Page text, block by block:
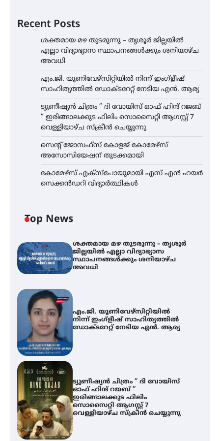
Recent Posts
ശക്തമായ മഴ തുടരുന്നു – തൃശൂർ ജില്ലയിൽ
എല്ലാ വിദ്യാഭ്യാസ സ്ഥാപനങ്ങൾക്കും ശനിയാഴ്ച
അവധി
എം.ജി. യൂണിവേഴ്‌സിറ്റിയിൽ നിന്ന് ഇംഗ്ളീഷ്
സാഹിത്യത്തിൽ ഡോക്ടറേറ്റ് നേടിയ എൻ. ആര്യ
ട്യുണീഷ്യൻ ചിത്രം ” ദി വോയിസ് ഓഫ് ഹിന്ദ് റജബ്
” ഇരിങ്ങാലക്കുട ഫിലിം സൊസൈറ്റി ആഗസ്റ്റ് 7
വെള്ളിയാഴ്ച സ്‌ക്രീൻ ചെയ്യുന്നു
സെന്റ് ജോസഫ്സ് കോളജ് കോമേഴ്‌സ്
അസോസിയേഷന് തുടക്കമായി
കോമേഴ്സ് എക്സ്പോയുമായി എസ് എൻ ഹയർ
സെക്കൻഡറി വിദ്യാർത്ഥികൾ
Top News
ശക്തമായ മഴ തുടരുന്നു – തൃശൂർ
ജില്ലയിൽ എല്ലാ വിദ്യാഭ്യാസ
സ്ഥാപനങ്ങൾക്കും ശനിയാഴ്ച
അവധി
എം.ജി. യൂണിവേഴ്‌സിറ്റിയിൽ
നിന്ന് ഇംഗ്ളീഷ് സാഹിത്യത്തിൽ
ഡോക്ടറേറ്റ് നേടിയ എൻ. ആര്യ
ട്യുണീഷ്യൻ ചിത്രം ” ദി വോയിസ്
ഓഫ് ഹിന്ദ് റജബ് ”
ഇരിങ്ങാലക്കുട ഫിലിം
സൊസൈറ്റി ആഗസ്റ്റ് 7
വെള്ളിയാഴ്ച സ്‌ക്രീൻ ചെയ്യുന്നു